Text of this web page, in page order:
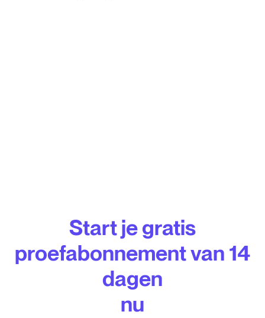
Start je gratis
proefabonnement van 14
dagen
nu